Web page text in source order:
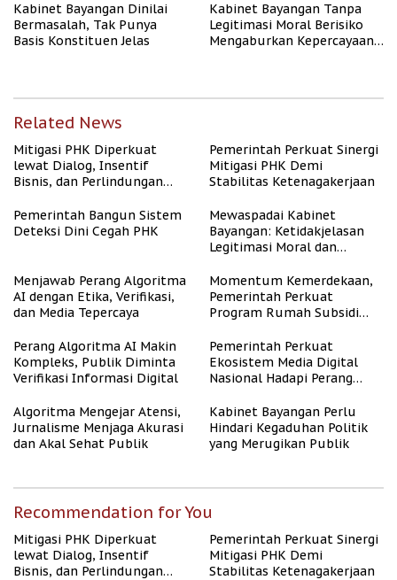
Kabinet Bayangan Dinilai
Bermasalah, Tak Punya
Basis Konstituen Jelas
Kabinet Bayangan Tanpa
Legitimasi Moral Berisiko
Mengaburkan Kepercayaan
Related News
Mitigasi PHK Diperkuat
lewat Dialog, Insentif
Bisnis, dan Perlindungan
Pemerintah Perkuat Sinergi
Mitigasi PHK Demi
Stabilitas Ketenagakerjaan
Pemerintah Bangun Sistem
Deteksi Dini Cegah PHK
Mewaspadai Kabinet
Bayangan: Ketidakjelasan
Legitimasi Moral dan
Menjawab Perang Algoritma
AI dengan Etika, Verifikasi,
dan Media Tepercaya
Momentum Kemerdekaan,
Pemerintah Perkuat
Program Rumah Subsidi
Berpenghasilan Rendah
Perang Algoritma AI Makin
Kompleks, Publik Diminta
Verifikasi Informasi Digital
Pemerintah Perkuat
Ekosistem Media Digital
Nasional Hadapi Perang
Algoritma Mengejar Atensi,
Jurnalisme Menjaga Akurasi
dan Akal Sehat Publik
Kabinet Bayangan Perlu
Hindari Kegaduhan Politik
yang Merugikan Publik
Recommendation for You
Mitigasi PHK Diperkuat
lewat Dialog, Insentif
Bisnis, dan Perlindungan
Pemerintah Perkuat Sinergi
Mitigasi PHK Demi
Stabilitas Ketenagakerjaan